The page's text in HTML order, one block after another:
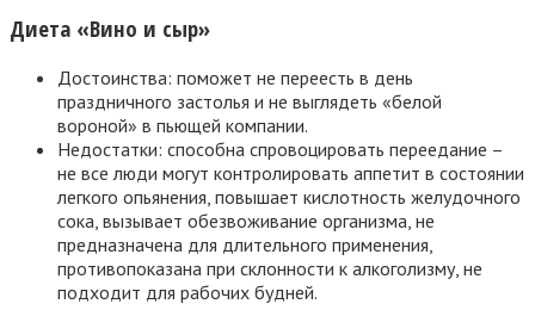
Диета «Вино и сыр»
Достоинства: поможет не переесть в день
праздничного застолья и не выглядеть «белой
вороной» в пьющей компании.
Недостатки: способна спровоцировать переедание –
не все люди могут контролировать аппетит в состоянии
легкого опьянения, повышает кислотность желудочного
сока, вызывает обезвоживание организма, не
предназначена для длительного применения,
противопоказана при склонности к алкоголизму, не
подходит для рабочих будней.